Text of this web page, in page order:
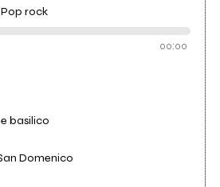
rock
00:00
basilico
Domenico